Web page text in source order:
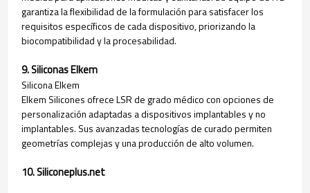
garantiza la flexibilidad de la formulación para satisfacer los
requisitos específicos de cada dispositivo, priorizando la
biocompatibilidad y la procesabilidad.
9. Siliconas Elkem
Silicona Elkem
Elkem Silicones ofrece LSR de grado médico con opciones de
personalización adaptadas a dispositivos implantables y no
implantables. Sus avanzadas tecnologías de curado permiten
geometrías complejas y una producción de alto volumen.
10. Siliconeplus.net